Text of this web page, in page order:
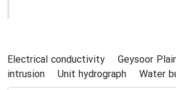
Electrical conductivity Geysoor
intrusion
Unit hydrograph
Water